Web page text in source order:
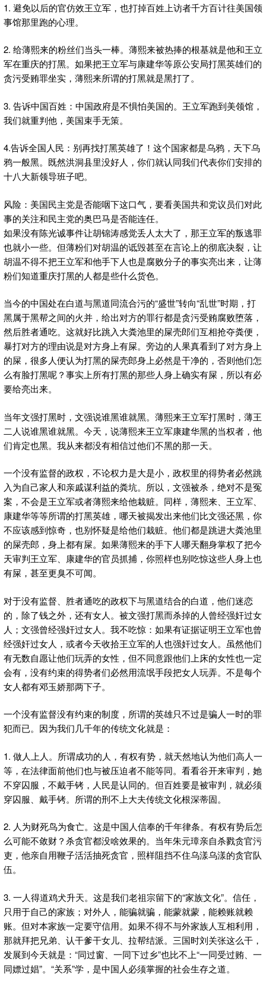
1. 避免以后的官仿效王立军，也打掉百姓上访者千方百计往美国领
事馆那里跑的心理。
2. 给薄熙来的粉丝们当头一棒。薄熙来被热捧的根基就是他和王立
军在重庆的打黑。如果把王立军与康建华等原公安局打黑英雄们的
贪污受贿罪坐实，薄熙来所谓的打黑就是黑打了。
3. 告诉中国百姓：中国政府是不惧怕美国的。王立军跑到美领馆，
我们就重判他，美国束手无策。
4.告诉全国人民：别再找打黑英雄了！这个国家都是乌鸦，天下乌
鸦一般黑。既然洪洞县里没好人，你们就认同我们代表你们安排的
十八大新领导班子吧。
风险：美国民主党是否能咽下这口气，要看美国共和党议员们对此
事的关注和民主党的奥巴马是否能连任。
如果没有陈光诚事件让胡锦涛感觉丢人太大了，那王立军的叛逃罪
也就小一些。但薄粉们对胡温的诋毁甚至在言论上的彻底决裂，让
胡温不得不把王立军和他手下人也是腐败分子的事实亮出来，让薄
粉们知道重庆打黑的人都是些什么货色。
当今的中国处在白道与黑道同流合污的“盛世”转向“乱世”时期，打
黑属于黑帮之间的火并，给出对方的罪行都是贪污受贿腐败堕落，
然后胜者通吃。这就好比跳入大粪池里的屎壳郎们互相抢夺粪便，
暴打对方的理由说是对方身上有屎。旁边的人果真看到了对方身上
的屎，很多人便认为打黑的屎壳郎身上必然是干净的，否则他们怎
么有脸打黑呢？事实上所有打黑的那些人身上确实有屎，所以有必
要给亮出来。
当年文强打黑时，文强说谁黑谁就黑。薄熙来王立军打黑时，薄王
二人说谁黑谁就黑。今天，说薄熙来王立军康建华黑的当权者，他
们肯定也黑。我从来都没有相信过他们不黑的那一天。
一个没有监督的政权，不论权力是大是小，政权里的得势者必然跳
入为自己家人和亲戚谋利益的粪坑。所以，文强被杀，绝对不是冤
案，不会是王立军或者薄熙来给他栽赃。同样，薄熙来、王立军、
康建华等等所谓的打黑英雄，哪天被揭发出来他们比文强还黑，你
不应该感到惊奇，也别怀疑是给他们栽赃。他们都是跳进大粪池里
的屎壳郎，身上都有屎。如果薄熙来的手下人哪天翻身掌权了把今
天审判王立军、康建华的官员抓捕，你照样也别吃惊这些人身上也
有屎，甚至更臭不可闻。
对于没有监督、胜者通吃的政权下与黑道结合的白道，他们迷恋
的，除了钱之外，还有女人。被文强打黑而杀掉的人曾经强奸过女
人；文强曾经强奸过女人。我不吃惊：如果有证据证明王立军也曾
经强奸过女人，或者今天收拾王立军的人也强奸过女人。虽然他们
有无数自愿让他们玩弄的女性，但不同意跟他们上床的女性也一定
会有，没有约束的得势者们必然用流氓手段把女人玩弄。不是每个
女人都有邓玉娇那两下子。
一个没有监督没有约束的制度，所谓的英雄只不过是骗人一时的罪
犯而已。因为我们几千年的传统文化就是：
1. 做人上人。所谓成功的人，有权有势，就天然地认为他们高人一
等，在法律面前他们也与被压迫者不能等同。看看谷开来审判，她
不穿囚服，不戴手铐，人民是认同的。但百姓要是被审判，就必须
穿囚服、戴手铐。所谓的刑不上大夫传统文化根深蒂固。
2. 人为财死鸟为食亡。这是中国人信奉的千年律条。有权有势后怎
么可能不敛财？杀贪官都没啥效果的。当年朱元璋亲自杀戮贪官污
吏，他亲自用鞭子活活抽死贪官，照样阻挡不住乌漾乌漾的贪官队
伍。
3. 一人得道鸡犬升天。这是我们老祖宗留下的“家族文化”。信任，
只用于自己的家族；对外人，能骗就骗，能蒙就蒙，能赖账就赖
账。但对本家族一定要守信用。如果不得不与外家族人互相利用，
那就拜把兄弟、认干爹干女儿、拉帮结派。三国时刘关张这么干，
发展到今天就是：“同过窗、一同下过乡”也比不上“一同受过贿、一
同嫖过娼”。“关系”学，是中国人必须掌握的社会生存之道。